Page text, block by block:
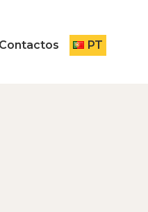
Contactos PT